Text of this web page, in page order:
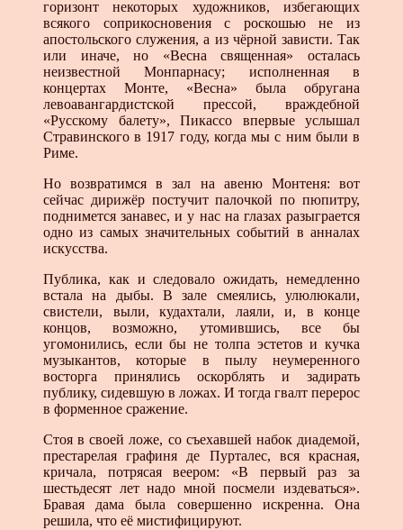
горизонт некоторых художников, избегающих
всякого соприкосновения с роскошью не из
апостольского служения, а из чёрной зависти. Так
или иначе, но «Весна священная» осталась
неизвестной Монпарнасу; исполненная в
концертах Монте, «Весна» была обругана
левоавангардистской прессой, враждебной
«Русскому балету», Пикассо впервые услышал
Стравинского в 1917 году, когда мы с ним были в
Риме.
Но возвратимся в зал на авеню Монтеня: вот
сейчас дирижёр постучит палочкой по пюпитру,
поднимется занавес, и у нас на глазах разыграется
одно из самых значительных событий в анналах
искусства.
Публика, как и следовало ожидать, немедленно
встала на дыбы. В зале смеялись, улюлюкали,
свистели, выли, кудахтали, лаяли, и, в конце
концов, возможно, утомившись, все бы
угомонились, если бы не толпа эстетов и кучка
музыкантов, которые в пылу неумеренного
восторга принялись оскорблять и задирать
публику, сидевшую в ложах. И тогда гвалт перерос
в форменное сражение.
Стоя в своей ложе, со съехавшей набок диадемой,
престарелая графиня де Пурталес, вся красная,
кричала, потрясая веером: «В первый раз за
шестьдесят лет надо мной посмели издеваться».
Бравая дама была совершенно искренна. Она
решила, что её мистифицируют.